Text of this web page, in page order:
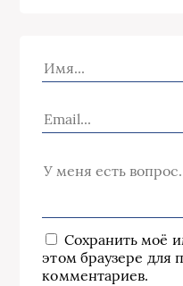
Сохранить моё
этом браузере для
комментариев.